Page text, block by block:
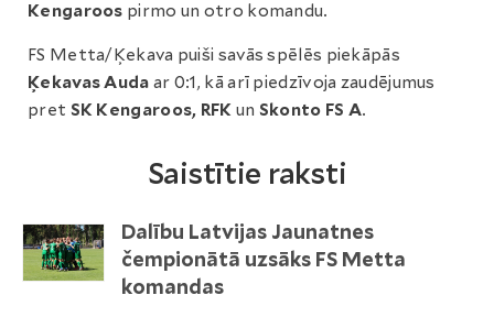
Kengaroos pirmo un otro komandu.
FS Metta/Ķekava puiši savās spēlēs piekāpās
Ķekavas Auda ar 0:1, kā arī piedzīvoja zaudējumus
pret SK Kengaroos, RFK un Skonto FS A.
Saistītie raksti
Dalību Latvijas Jaunatnes
čempionātā uzsāks FS Metta
komandas